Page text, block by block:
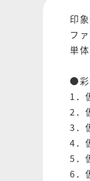
印
フ
単
●彩
1．
2．
3．
4．
5．
6．